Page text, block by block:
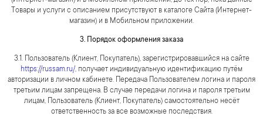
Товары и услуги с описанием присутствуют в каталоге Сайта (Интернет-
магазин) и в Мобильном приложении.
3. Порядок оформления заказа
3.1. Пользователь (Клиент, Покупатель), зарегистрировавшийся на сайте
https://russam.ru/, получает индивидуальную идентификацию путём
авторизации в личном кабинете. Передача Пользователем логина и пароля
третьим лицам запрещена. В случае передачи логина и пароля третьим
лицам, Пользователь (Клиент, Покупатель) самостоятельно несёт
ответственность за все возможные последствия.